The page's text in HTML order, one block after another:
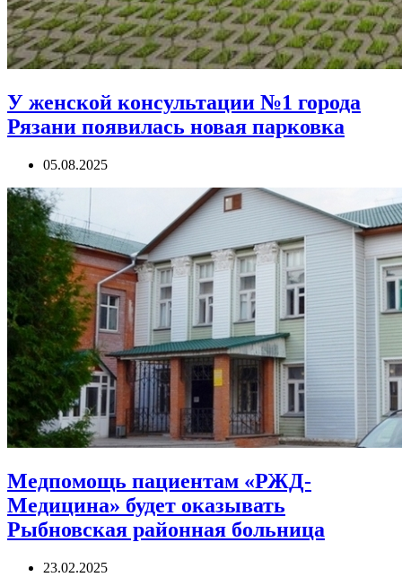
У женской консультации №1 города
Рязани появилась новая парковка
05.08.2025
Медпомощь пациентам «РЖД-
Медицина» будет оказывать
Рыбновская районная больница
23.02.2025